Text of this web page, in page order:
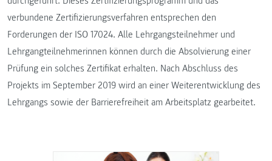
verbundene Zertifizierungsverfahren entsprechen den
Forderungen der ISO 17024. Alle Lehrgangsteilnehmer und
Lehrgangteilnehmerinnen können durch die Absolvierung einer
Prüfung ein solches Zertifikat erhalten. Nach Abschluss des
Projekts im September 2019 wird an einer Weiterentwicklung des
Lehrgangs sowie der Barrierefreiheit am Arbeitsplatz gearbeitet.